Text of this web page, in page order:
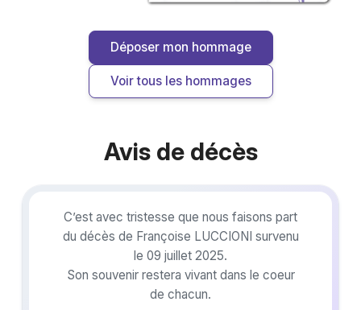
Déposer mon hommage
Voir tous les hommages
Avis de décès
C’est avec tristesse que nous faisons part
du décès de Françoise LUCCIONI survenu
le 09 juillet 2025.
Son souvenir restera vivant dans le coeur
de chacun.